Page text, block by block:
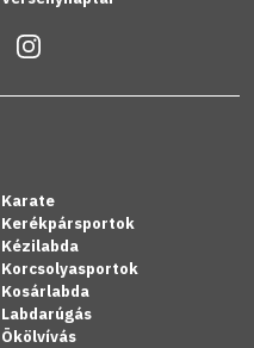
Karate
Kerékpársportok
Kézilabda
Korcsolyasportok
Kosárlabda
Labdarúgás
Ökölvívás